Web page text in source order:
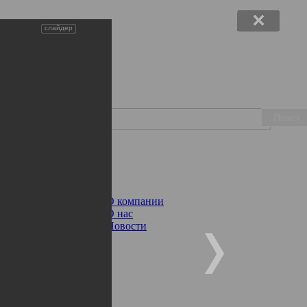
О компании
О нас
Новости
слайдер